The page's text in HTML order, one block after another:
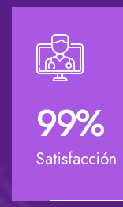
100%
Satisfacción